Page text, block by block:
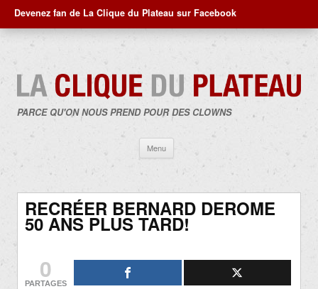
Devenez fan de La Clique du Plateau sur Facebook
PARCE QU'ON NOUS PREND POUR DES CLOWNS
Menu
contenu
RECRÉER BERNARD DEROME
50 ANS PLUS TARD!
0
PARTAGES